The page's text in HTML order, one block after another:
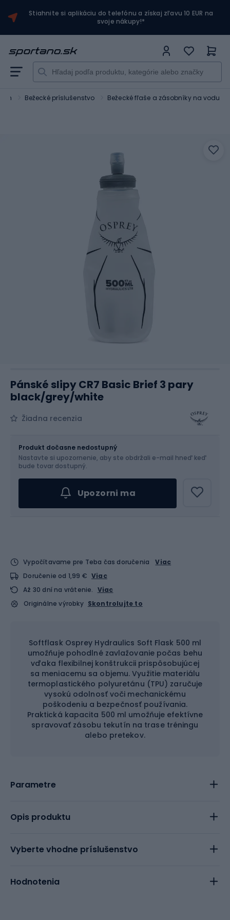
Stiahnite si aplikáciu do telefónu a získaj zľavu 10 EUR na
svoje nákupy!*
Beh Bežecké príslušenstvo Bežecké fľaše a zásobníky na vodu
Pánské slipy CR7 Basic Brief 3 pary
black/grey/white
Žiadna recenzia
Produkt dočasne nedostupný
Nastavte si upozornenie, aby ste obdržali e-mail hneď keď
bude tovar dostupný.
Upozorni ma
Vypočítavame pre Teba čas doručenia
Viac
Doručenie od 1,99 € Viac
Až 30 dní na vrátenie. Viac
Originálne výrobky Skontrolujte to
Softflask Osprey Hydraulics Soft Flask 500 ml
umožňuje pohodlné zavlažovanie počas behu
vďaka flexibilnej konštrukcii prispôsobujúcej
sa meniacemu sa objemu. Využitie materiálu
termoplastického polyuretánu (TPU) zaručuje
vysokú odolnosť voči mechanickému
poškodeniu a bezpečnosť používania.
Praktická kapacita 500 ml umožňuje efektívne
spravovať zásobu tekutín na trase tréningu
alebo pretekov.
Parametre
Opis produktu
Vyberte vhodne príslušenstvo
Hodnotenia